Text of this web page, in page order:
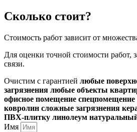
Сколько стоит?
Стоимость работ зависит от
Для оценки точной стоимости работ,
связи.
Очистим с гарантией любые
загрязнения любые объекты
офисное помещение спецпомещение
ковролин сложные загрязнения
ПВХ-плитку линолеум
Имя